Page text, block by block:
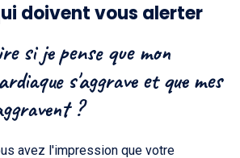
doivent vous alerter
si je pense que mon
s'aggrave et que mes
?
avez l'impression que votre